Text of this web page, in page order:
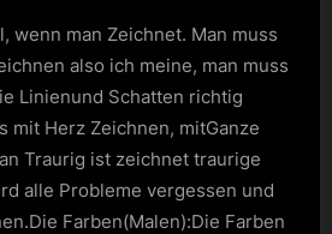
wenn man Zeichnet. Man muss
also ich meine, man muss
Linienund Schatten richtig
mit Herz Zeichnen, mitGanze
Traurig ist zeichnet traurige
alle Probleme vergessen und
Farben(Malen):Die Farben